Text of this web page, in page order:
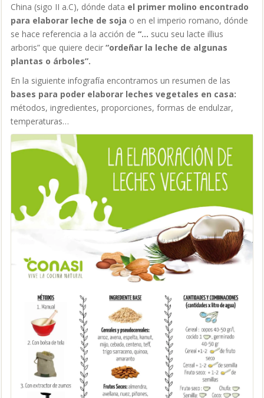
China (sigo II a.C), dónde data el primer molino encontrado
para elaborar leche de soja o en el imperio romano, dónde
se hace referencia a la acción de “… sucu seu lacte illius
arboris” que quiere decir “ordeñar la leche de algunas
plantas o árboles”.
En la siguiente infografía encontramos un resumen de las
bases para poder elaborar leches vegetales en casa:
métodos, ingredientes, proporciones, formas de endulzar,
temperaturas…